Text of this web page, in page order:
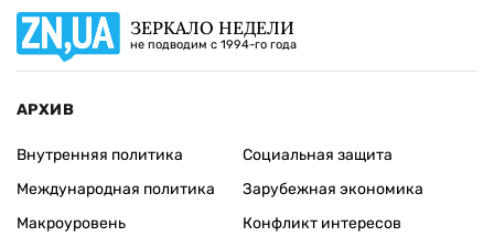
ЗЕРКАЛО НЕДЕЛИ
не подводим с 1994-го года
АРХИВ
Внутренняя политика
Международная политика
Макроуровень
Социальная защита
Зарубежная экономика
Конфликт интересов